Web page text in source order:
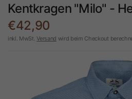
Kentkragen "Milo" -
€42,90
inkl. MwSt.Versand wird beim Checkout